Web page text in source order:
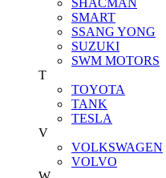
SMART
SSANG YONG
SUZUKI
SWM MOTORS
T
TOYOTA
TANK
TESLA
V
VOLKSWAGEN
VOLVO